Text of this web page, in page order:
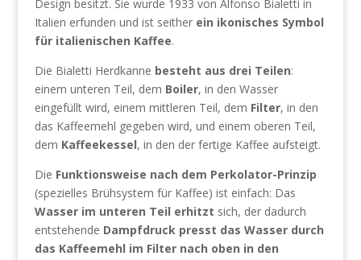
Design besitzt. Sie wurde 1933 von Alfonso Bialetti in
Italien erfunden und ist seither ein ikonisches Symbol
für italienischen Kaffee.
Die Bialetti Herdkanne besteht aus drei Teilen:
einem unteren Teil, dem Boiler, in den Wasser
eingefüllt wird, einem mittleren Teil, dem Filter, in den
das Kaffeemehl gegeben wird, und einem oberen Teil,
dem Kaffeekessel, in den der fertige Kaffee aufsteigt.
Die Funktionsweise nach dem Perkolator-Prinzip
(spezielles Brühsystem für Kaffee) ist einfach: Das
Wasser im unteren Teil erhitzt sich, der dadurch
entstehende Dampfdruck presst das Wasser durch
das Kaffeemehl im Filter nach oben in den